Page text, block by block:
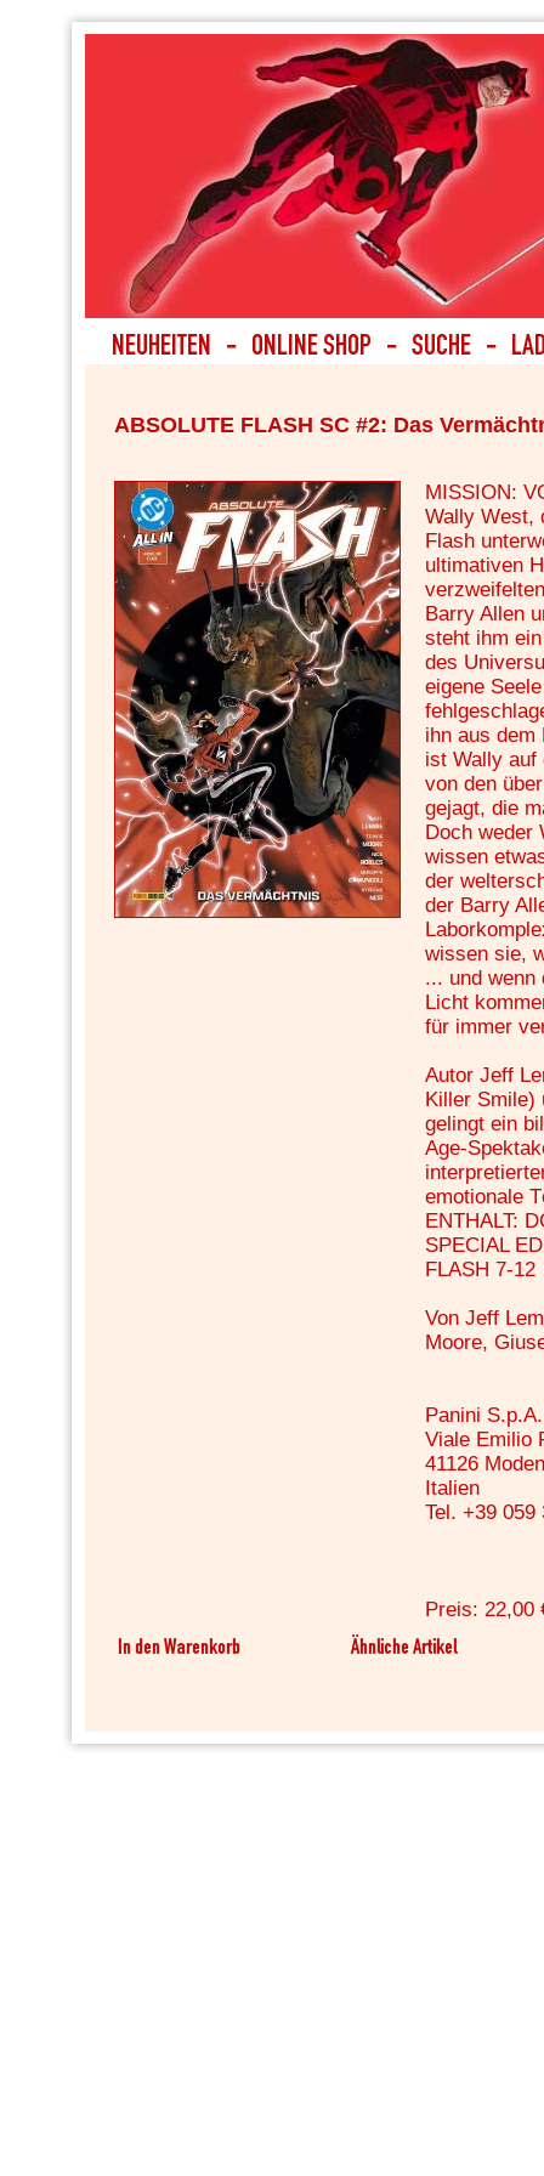
ABSOLUTE FLASH SC #2: Das
MISSION:
Wally West,
Flash
ultimativen
Barry Allen
steht ihm
des
eigene
ihn aus dem
ist Wally auf
von den
gejagt, die
Doch weder
wissen
der
der Barry
wissen sie,
... und wenn
Licht
für immer
Autor Jeff
Killer Smile)
gelingt ein
Age-
emotionale
ENTHALT:
SPECIAL
FLASH 7-12
Von Jeff
Moore,
Panini S.p.A.
Viale Emilio
41126
Italien
Tel. +39 059
Preis: 22,00